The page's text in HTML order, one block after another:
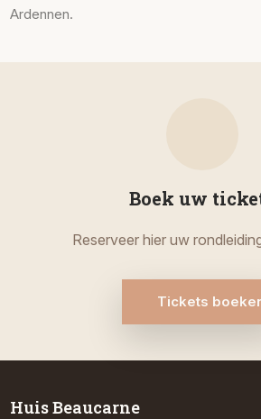
Ardennen.
Boek uw
Reserveer hier uw
Tickets
Huis Beaucarne